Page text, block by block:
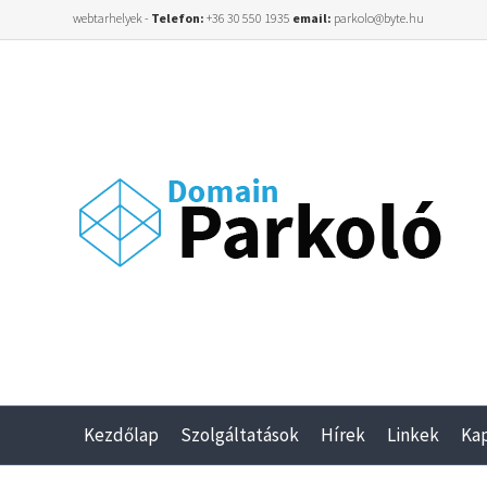
webtarhelyek - Telefon: +36 30 550 1935 email: parkolo@byte.hu
Kezdőlap Szolgáltatások Hírek Linkek